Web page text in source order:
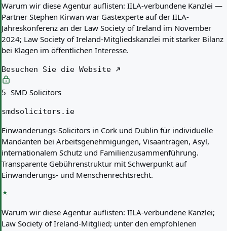
Warum wir diese Agentur auflisten: IILA-verbundene Kanzlei —
Partner Stephen Kirwan war Gastexperte auf der IILA-
Jahreskonferenz an der Law Society of Ireland im November
2024; Law Society of Ireland-Mitgliedskanzlei mit starker Bilanz
bei Klagen im öffentlichen Interesse.
Besuchen Sie die Website
5 SMD Solicitors
smdsolicitors.ie
Einwanderungs-Solicitors in Cork und Dublin für individuelle
Mandanten bei Arbeitsgenehmigungen, Visaanträgen, Asyl,
internationalem Schutz und Familienzusammenführung.
Transparente Gebührenstruktur mit Schwerpunkt auf
Einwanderungs- und Menschenrechtsrecht.
Warum wir diese Agentur auflisten: IILA-verbundene Kanzlei;
Law Society of Ireland-Mitglied; unter den empfohlenen